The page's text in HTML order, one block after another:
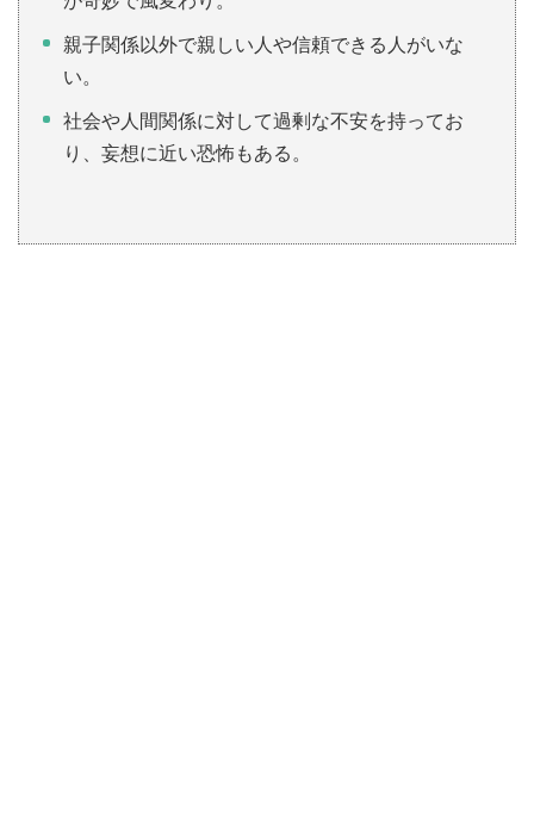
親子関係以外で親しい人や信頼できる人がいな
い。
社会や人間関係に対して過剰な不安を持ってお
り、妄想に近い恐怖もある。